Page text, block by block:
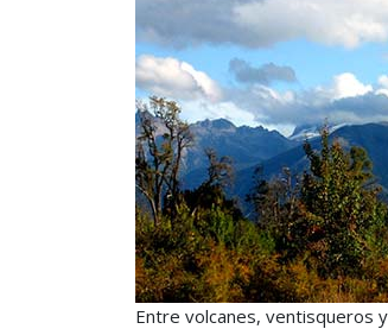
Entre volcanes, ventisqueros